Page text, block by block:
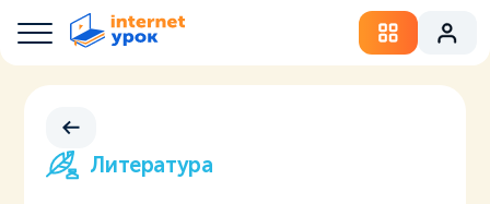
Литература